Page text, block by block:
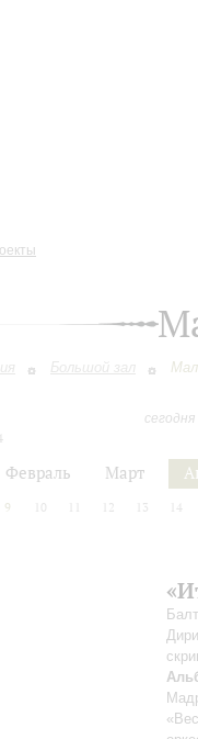
Большой зал
Февраль Март
9 10 12 13 14